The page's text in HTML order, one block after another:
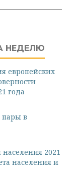
НЕДЕЛЮ
европейских
года
пары в
населения 2021
населения и